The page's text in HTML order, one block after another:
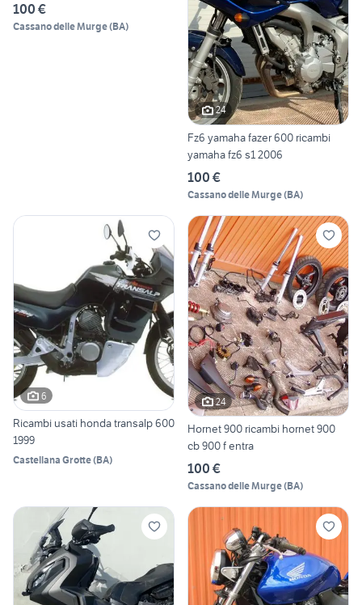
100 €
Cassano delle Murge(BA)
24
Fz6 yamaha fazer 600 ricambi
yamaha fz6 s1 2006
100 €
Cassano delle Murge(BA)
6
Ricambi usati honda transalp 600
1999
Castellana Grotte(BA)
24
Hornet 900 ricambi hornet 900
cb 900 f entra
100 €
Cassano delle Murge(BA)